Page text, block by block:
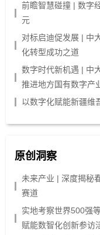
前瞻智慧碰撞 | 数字
元
对标启迪促发展 | 中
化转型成功之道
数字时代新机遇 | 中
推进地方国有数字产
以数字化赋能新疆维
原创洞察
未来产业 | 深度揭秘
赛道
实地考察世界500强
赋能数智化创新参访